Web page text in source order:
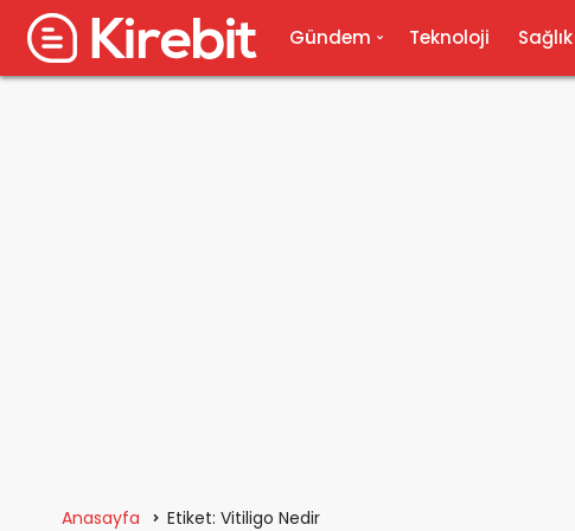
Gündem Teknoloji Sağlık
Anasayfa Etiket: Vitiligo Nedir